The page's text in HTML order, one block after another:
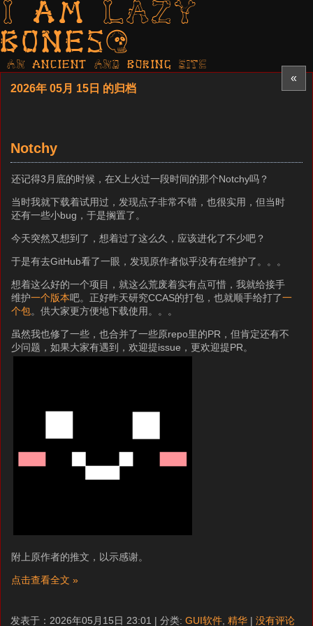
I am LAZY
bones?
AN ancient AND boring SITE
«
2026年 05月 15日 的归档
Notchy
还记得3月底的时候，在X上火过一段时间的那个Notchy吗？
当时我就下载着试用过，发现点子非常不错，也很实用，但当时
还有一些小bug，于是搁置了。
今天突然又想到了，想着过了这么久，应该进化了不少吧？
于是有去GitHub看了一眼，发现原作者似乎没有在维护了。。。
想着这么好的一个项目，就这么荒废着实有点可惜，我就给接手
维护一个版本吧。正好昨天研究CCAS的打包，也就顺手给打了一
个包。供大家更方便地下载使用。。。
虽然我也修了一些，也合并了一些原repo里的PR，但肯定还有不
少问题，如果大家有遇到，欢迎提issue，更欢迎提PR。
附上原作者的推文，以示感谢。
点击查看全文 »
发表于：2026年05月15日 23:01 | 分类: GUI软件 精华 | 没有评论